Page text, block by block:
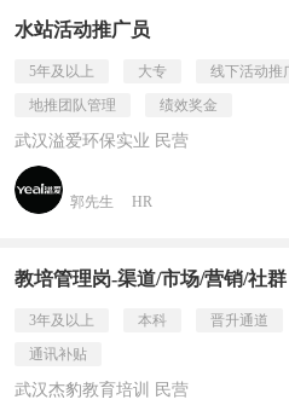
水站活动推广员
5年及以上 大专 线下活动推
地推团队管理
绩效奖金
武汉溢爱环保实业 民营
郭先生 HR
教培管理岗-渠道/市场/营销/社群
3年及以上 本科 晋升通道
通讯补贴
武汉杰豹教育培训 民营